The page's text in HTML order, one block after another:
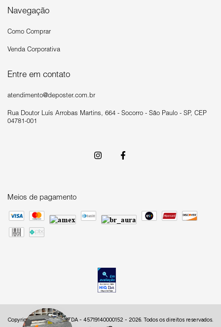
Navegação
Como Comprar
Venda Corporativa
Entre em contato
atendimento@deposter.com.br
Rua Doutor Luís Arrobas Martins, 664 - Socorro - São Paulo - SP, CEP
04781-001
Meios de pagamento
Copyright HUB DECOR LTDA - 45719140000152 - 2026. Todos os direitos reservados.